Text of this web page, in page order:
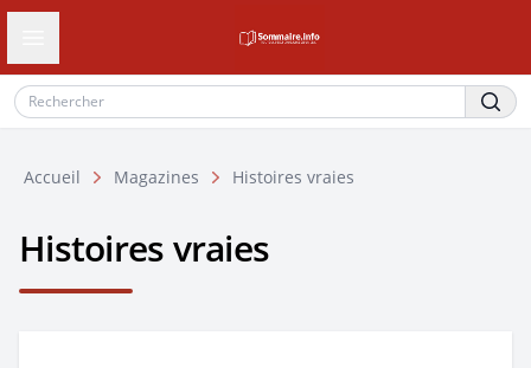
Ouvrir le tiroir de navigation
Accueil Magazines Histoires vraies
Histoires vraies